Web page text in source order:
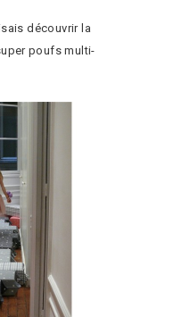
découvrir la
poufs multi-